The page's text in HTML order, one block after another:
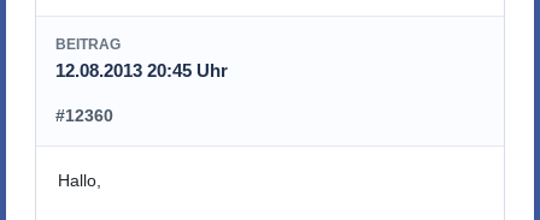
BEITRAG
12.08.2013 20:45 Uhr
#12360
Hallo,